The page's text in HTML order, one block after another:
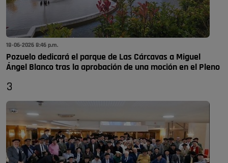
18-06-2026 8:46 p.m.
Pozuelo dedicará el parque de Las Cárcavas a Miguel
Ángel Blanco tras la aprobación de una moción en el Pleno
3